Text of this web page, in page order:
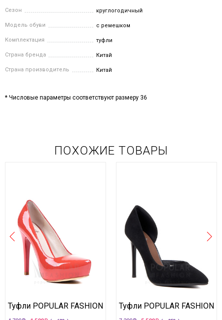
Сезон круглогодичный
Модель обуви с ремешком
Комплектация туфли
Страна бренда Китай
Страна производитель Китай
* Числовые параметры соответствуют размеру 36
ПОХОЖИЕ ТОВАРЫ
Туфли POPULAR FASHION Туфли POPULAR FASHION